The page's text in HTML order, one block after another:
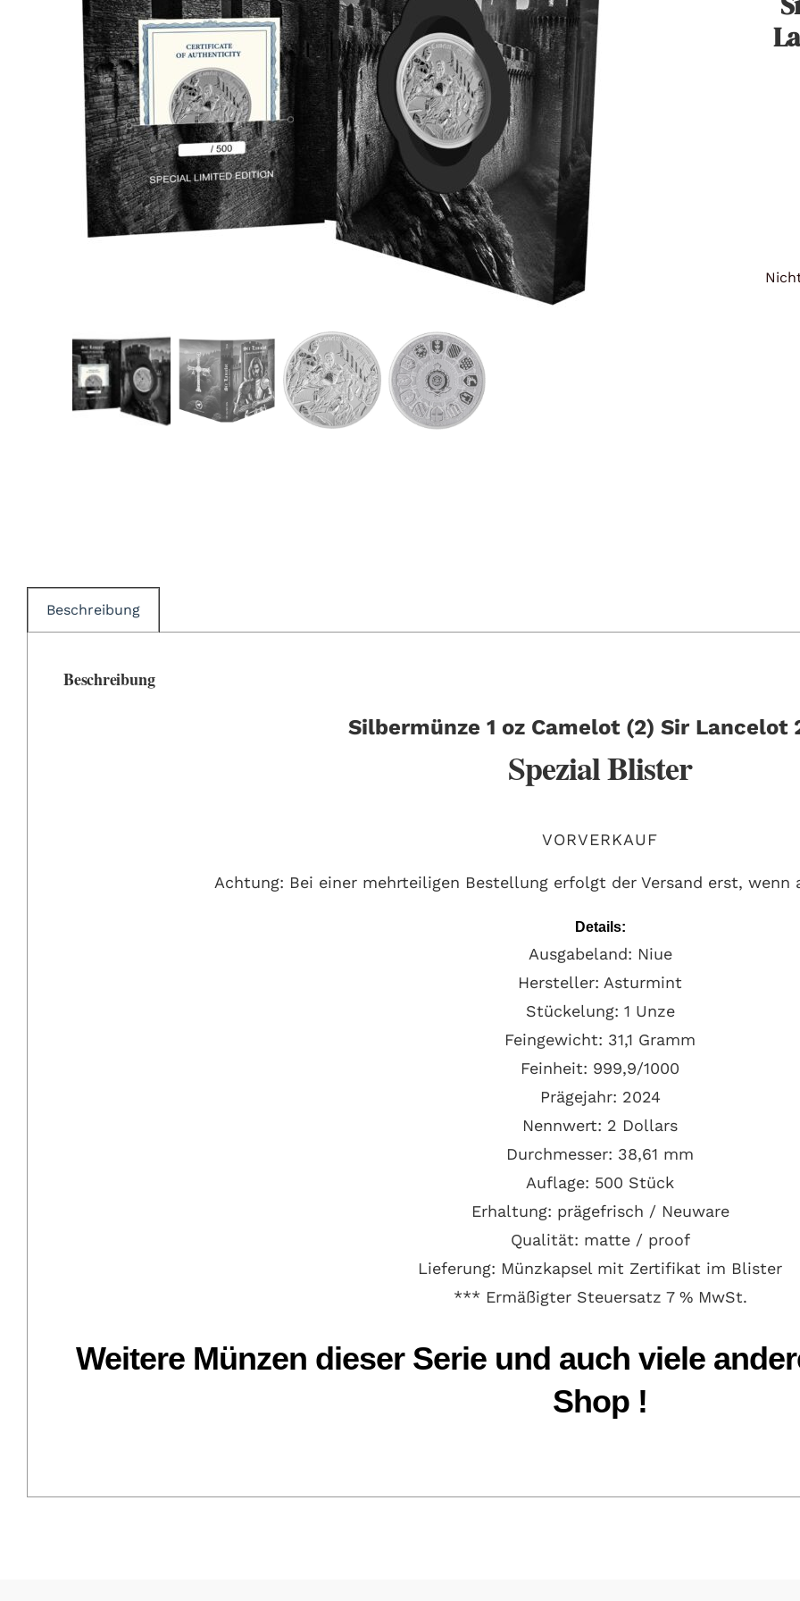
für Barren und Blister
Münzkapseln
Münzständer
Lupen
für Banknoten
Handschuhe
Prüfgeräte / -säuren
Reinigung
Beschreibung
Beschreibung
Silbermünze 1 oz Camelot (2) Sir Lancelot
Spezial Blister
VORVERKAUF
Achtung: Bei einer mehrteiligen Bestellung erfolgt der Versand erst,
Details:
Ausgabeland: Niue
Hersteller: Asturmint
Stückelung: 1 Unze
Feingewicht: 31,1 Gramm
Feinheit: 999,9/1000
Prägejahr: 2024
Nennwert: 2 Dollars
Durchmesser: 38,61 mm
Auflage: 500 Stück
Erhaltung: prägefrisch / Neuware
Qualität: matte / proof
Lieferung: Münzkapsel mit Zertifikat im Blister
*** Ermäßigter Steuersatz 7 % MwSt.
Weitere Münzen dieser Serie und auch viele
Shop !